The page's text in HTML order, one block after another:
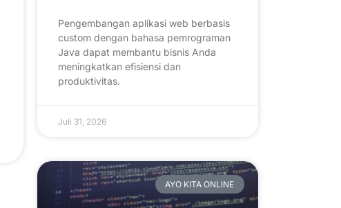
Pengembangan aplikasi web berbasis
custom dengan bahasa pemrograman
Java dapat membantu bisnis Anda
meningkatkan efisiensi dan
produktivitas.
Juli 31, 2026
AYO KITA ONLINE